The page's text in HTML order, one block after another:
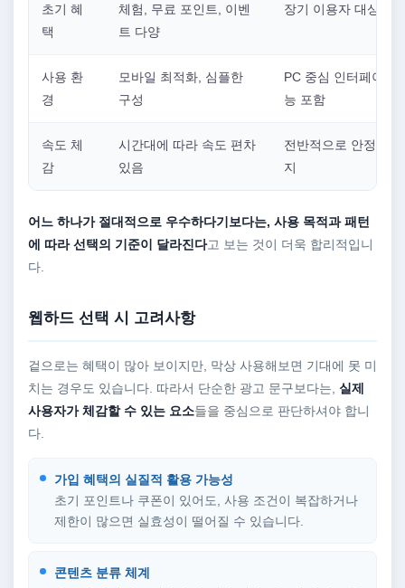
초기 혜
택
체험, 무료 포인트, 이벤
트 다양
장기 이용자 대상 혜
사용 환
경
모바일 최적화, 심플한
구성
PC 중심 인터페이스,
능 포함
속도 체
감
시간대에 따라 속도 편차
있음
전반적으로 안정적인
지
어느 하나가 절대적으로 우수하다기보다는, 사용 목적과 패턴
에 따라 선택의 기준이 달라진다고 보는 것이 더욱 합리적입니
다.
웹하드 선택 시 고려사항
겉으로는 혜택이 많아 보이지만, 막상 사용해보면 기대에 못 미
치는 경우도 있습니다. 따라서 단순한 광고 문구보다는, 실제
사용자가 체감할 수 있는 요소들을 중심으로 판단하셔야 합니
다.
가입 혜택의 실질적 활용 가능성
초기 포인트나 쿠폰이 있어도, 사용 조건이 복잡하거나
제한이 많으면 실효성이 떨어질 수 있습니다.
콘텐츠 분류 체계